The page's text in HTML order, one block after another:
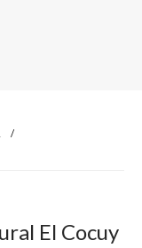
El Cocuy